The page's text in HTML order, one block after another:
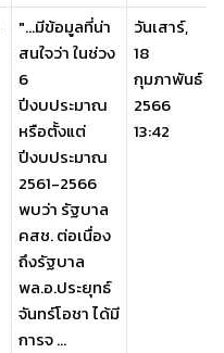
"...มีข้อมูลที่น่า
สนใจว่า ในช่วง
6
ปีงบประมาณ
หรือตั้งแต่
ปีงบประมาณ
2561-2566
พบว่า รัฐบาล
คสช. ต่อเนื่อง
ถึงรัฐบาล
พล.อ.ประยุทธ์
จันทร์โอชา ได้มี
การจ ...
วันเสาร์,
18
กุมภาพันธ์
2566
13:42